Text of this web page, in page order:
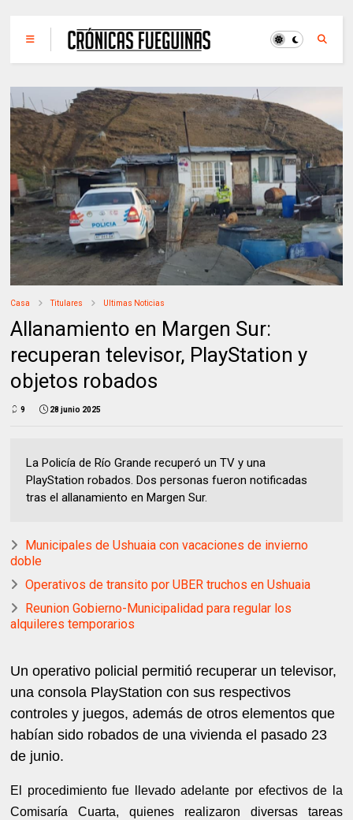
Casa Titulares Ultimas Noticias
Allanamiento en Margen Sur:
recuperan televisor, PlayStation y
objetos robados
9 28 junio 2025
La Policía de Río Grande recuperó un TV y una
PlayStation robados. Dos personas fueron notificadas
tras el allanamiento en Margen Sur.
Municipales de Ushuaia con vacaciones de invierno
doble
Operativos de transito por UBER truchos en Ushuaia
Reunion Gobierno-Municipalidad para regular los
alquileres temporarios
Un operativo policial permitió recuperar un televisor,
una consola PlayStation con sus respectivos
controles y juegos, además de otros elementos que
habían sido robados de una vivienda el pasado 23
de junio.
El procedimiento fue llevado adelante por efectivos de la
Comisaría Cuarta, quienes realizaron diversas tareas